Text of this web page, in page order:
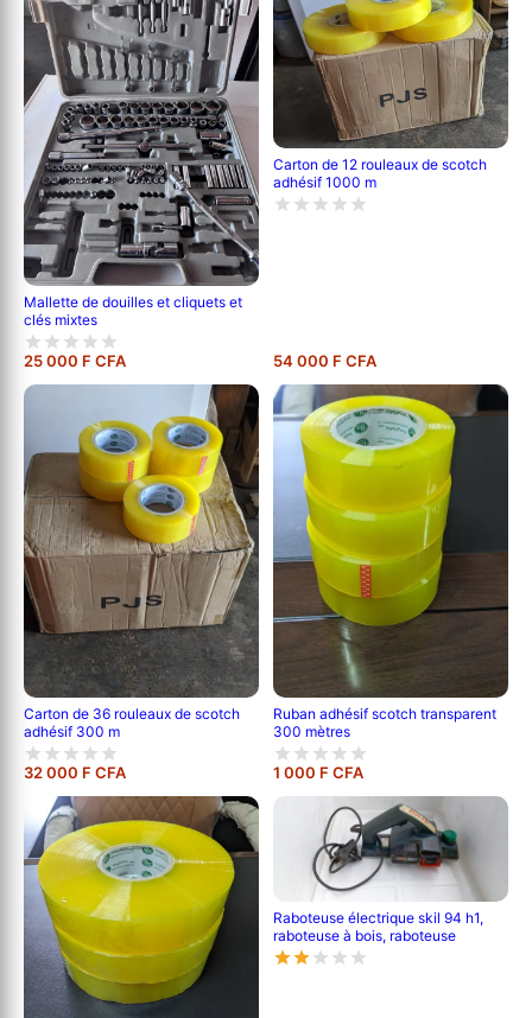
Mallette de douilles et cliquets et
clés mixtes
25 000 F CFA
Carton de 12 rouleaux de scotch
adhésif 1000 m
54 000 F CFA
Carton de 36 rouleaux de scotch
adhésif 300 m
32 000 F CFA
Ruban adhésif scotch transparent
300 mètres
1 000 F CFA
Raboteuse électrique skil 94 h1,
raboteuse à bois, raboteuse